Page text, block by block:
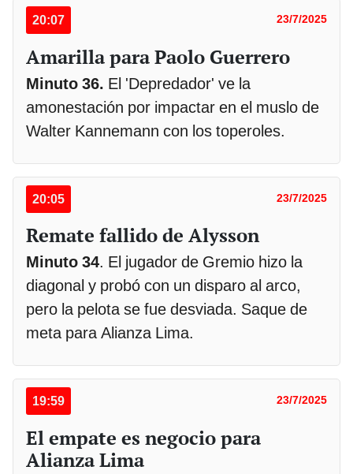
20:07 23/7/2025
Amarilla para Paolo Guerrero
Minuto 36. El 'Depredador' ve la
amonestación por impactar en el muslo de
Walter Kannemann con los toperoles.
20:05 23/7/2025
Remate fallido de Alysson
Minuto 34. El jugador de Gremio hizo la
diagonal y probó con un disparo al arco,
pero la pelota se fue desviada. Saque de
meta para Alianza Lima.
19:59 23/7/2025
El empate es negocio para
Alianza Lima